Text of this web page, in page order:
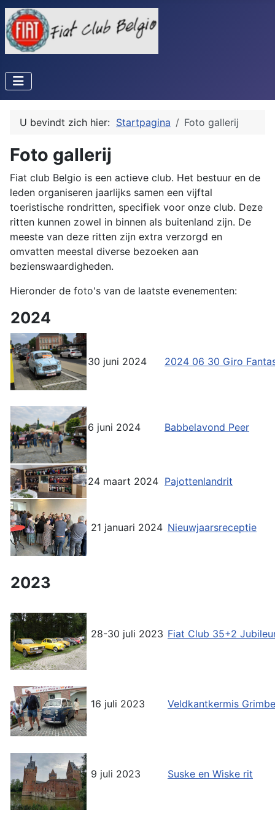
U bevindt zich hier: Startpagina Foto gallerij
Foto gallerij
Fiat club Belgio is een actieve club. Het bestuur en de
leden organiseren jaarlijks samen een vijftal
toeristische rondritten, specifiek voor onze club. Deze
ritten kunnen zowel in binnen als buitenland zijn. De
meeste van deze ritten zijn extra verzorgd en
omvatten meestal diverse bezoeken aan
bezienswaardigheden.
Hieronder de foto's van de laatste evenementen:
2024
30 juni 2024 2024 06 30 Giro
6 juni 2024 Babbelavond Peer
24 maart 2024 Pajottenlandrit
21 januari 2024 Nieuwjaarsreceptie
2023
28-30 juli 2023 Fiat Club 35+2
16 juli 2023 Veldkantkermis
9 juli 2023 Suske en Wiske rit